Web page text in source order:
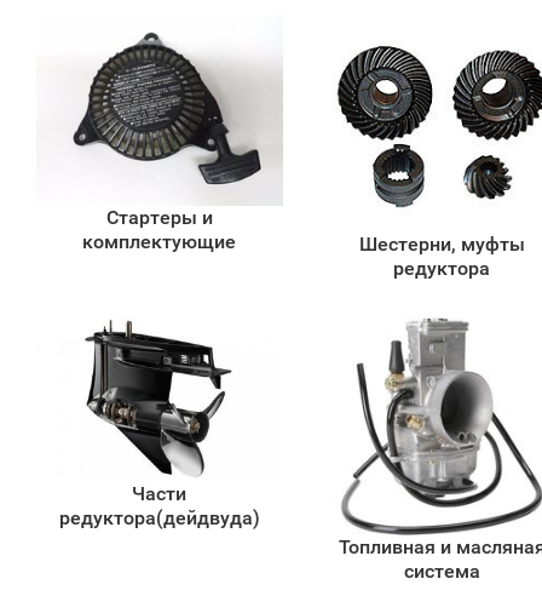
Стартеры и
комплектующие
Шестерни, муфты
редуктора
Части
редуктора(дейдвуда)
Топливная и
система